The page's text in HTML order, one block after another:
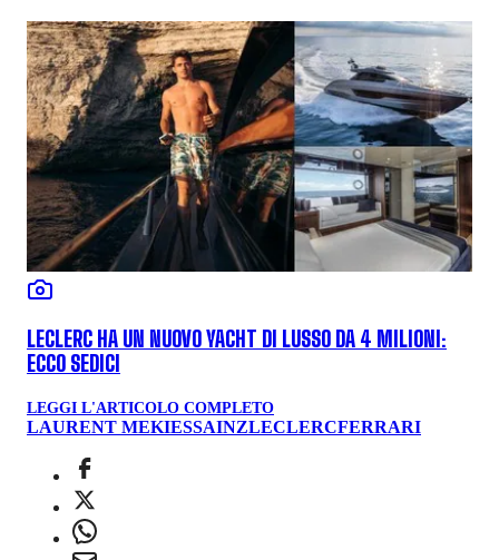
LECLERC HA UN NUOVO YACHT DI LUSSO DA 4 MILIONI:
ECCO SEDICI
LEGGI L'ARTICOLO COMPLETO
LAURENT MEKIESSAINZLECLERCFERRARI